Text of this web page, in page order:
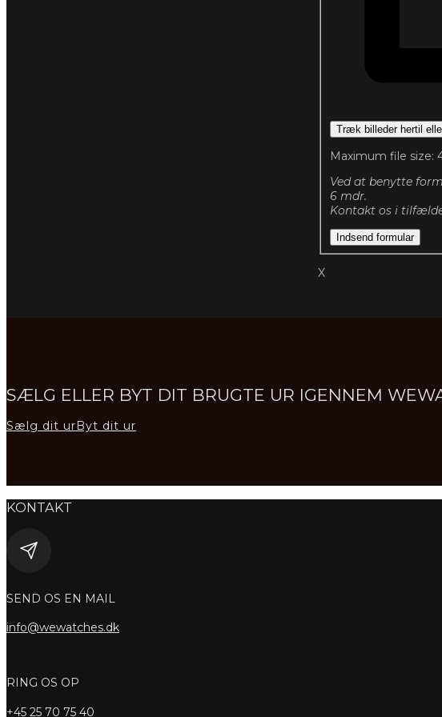
Træk billeder hertil
Maximum file size:
Ved at benytte
6 mdr.
Kontakt os i
Indsend formular
X
SÆLG ELLER BYT DIT BRUGTE UR IGENNEM
Sælg dit urByt dit ur
KONTAKT
SEND OS EN MAIL
info@wewatches.dk
RING OS OP
+45 25 70 75 40